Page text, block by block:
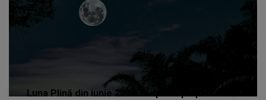
Luna Plină din iunie 2024: Surprize pe plan